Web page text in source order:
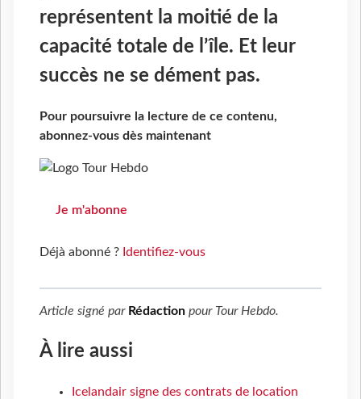
représentent la moitié de la
capacité totale de l’île. Et leur
succès ne se dément pas.
Pour poursuivre la lecture de ce contenu,
abonnez-vous dès maintenant
Je m'abonne
Déjà abonné ? Identifiez-vous
Article signé par Rédaction pour Tour Hebdo.
À lire aussi
Icelandair signe des contrats de location